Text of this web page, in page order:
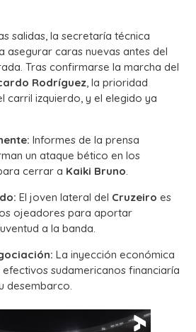
salidas, la secretaría técnica
caras nuevas antes del
Tras confirmarse la marcha del
Rodríguez, la prioridad
carril izquierdo, y el elegido ya
Informes de la prensa
un ataque bético en los
cerrar a Kaiki Bruno.
El joven lateral del Cruzeiro es
ojeadores para aportar
a la banda.
La inyección económica
sudamericanos financiaría
desembarco.